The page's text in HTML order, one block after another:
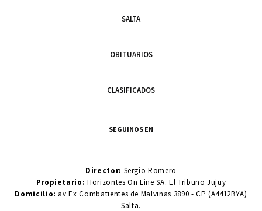
SALTA
OBITUARIOS
CLASIFICADOS
SEGUINOS EN
Director: Sergio Romero
Propietario:Horizontes On Line SA. El Tribuno Jujuy
Domicilio: av Ex Combatientes de Malvinas 3890 - CP (A4412BYA)
Salta.